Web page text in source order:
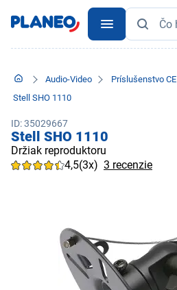
Audio-Video Príslušenstvo CE
Stell SHO 1110
ID: 35029667
Stell SHO 1110
Držiak reproduktoru
4,5(3x) 3 recenzie